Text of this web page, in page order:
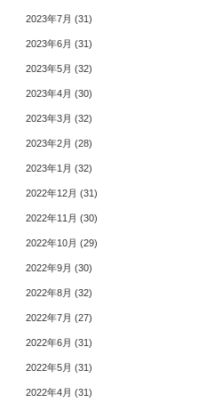
2023年7月 (31)
2023年6月 (31)
2023年5月 (32)
2023年4月 (30)
2023年3月 (32)
2023年2月 (28)
2023年1月 (32)
2022年12月 (31)
2022年11月 (30)
2022年10月 (29)
2022年9月 (30)
2022年8月 (32)
2022年7月 (27)
2022年6月 (31)
2022年5月 (31)
2022年4月 (31)